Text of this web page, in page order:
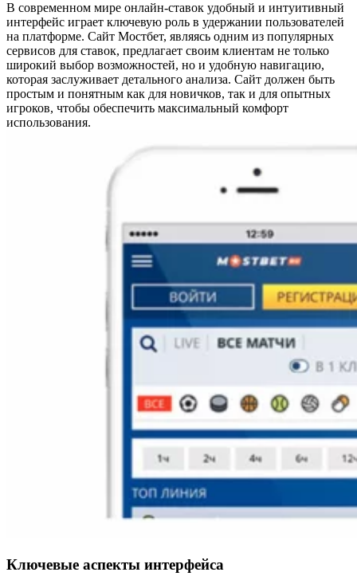
В современном мире онлайн-ставок удобный и интуитивный
интерфейс играет ключевую роль в удержании пользователей
на платформе. Сайт Мостбет, являясь одним из популярных
сервисов для ставок, предлагает своим клиентам не только
широкий выбор возможностей, но и удобную навигацию,
которая заслуживает детального анализа. Сайт должен быть
простым и понятным как для новичков, так и для опытных
игроков, чтобы обеспечить максимальный комфорт
использования.
Ключевые аспекты интерфейса